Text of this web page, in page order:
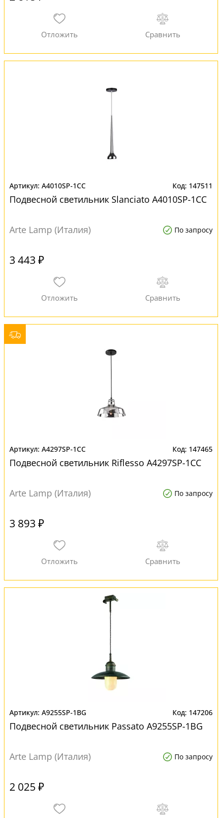
A4010SP-1CC 147511
Подвесной светильник Slanciato A4010SP-1CC
Arte Lamp (Италия) По запросу
3 443 ₽
A4297SP-1CC 147465
Подвесной светильник Riflesso A4297SP-1CC
Arte Lamp (Италия) По запросу
3 893 ₽
A9255SP-1BG 147206
Подвесной светильник Passato A9255SP-1BG
Arte Lamp (Италия) По запросу
2 025 ₽